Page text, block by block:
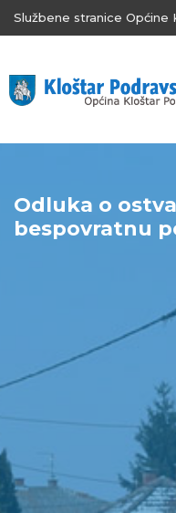
Službene stranice Općine
Odluka o
bespovratnu